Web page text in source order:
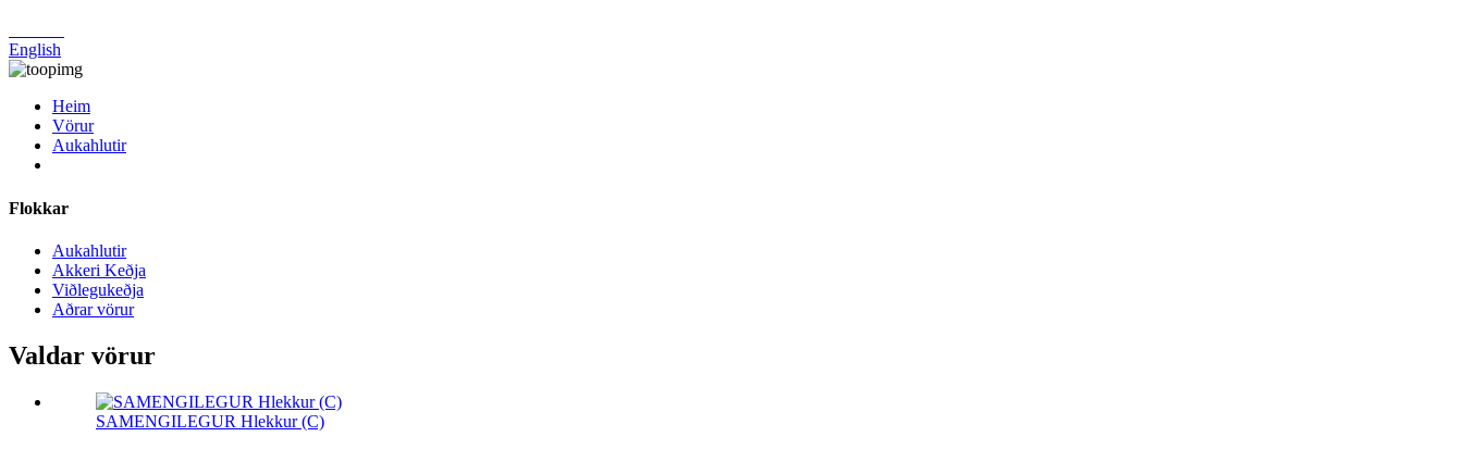
English
Heim
Vörur
Aukahlutir
Flokkar
Aukahlutir
Akkeri Keðja
Viðlegukeðja
Aðrar vörur
Valdar vörur
SAMENGILEGUR Hlekkur (C)